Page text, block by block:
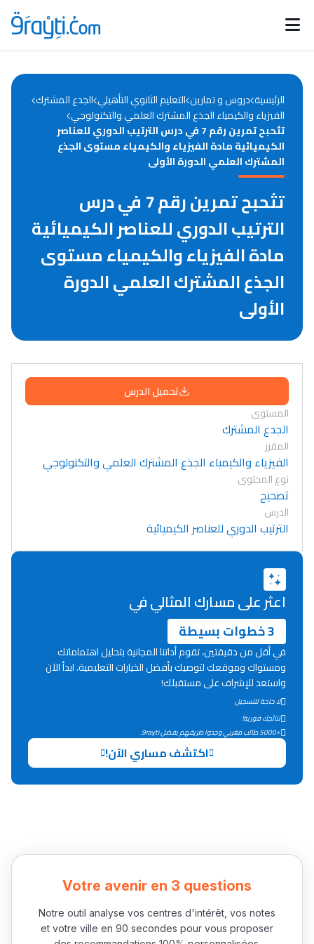
Catégories
d'actualités
Annonces bourses
Lycée Maroc
التعليم الثانوي التأهيلي
التعليم الثانوي الإعدادي
Post-Bac
Interviews/Vidéos
دليل المهن
الرئيسية دروس و تمارين التعليم الثانوي التأهيلي الجدع المشترك
الفيزياء والكيمياء الجذع المشترك العلمي والتكنولوجي
تثحبح تمرين رقم 7 في درس الترتيب الدوري للعناصر
الكيميائية مادة الفيزياء والكيمياء مستوى الجذع
المشترك العلمي الدورة الأولى
تثحبح تمرين رقم 7 في درس
الترتيب الدوري للعناصر الكيميائية
مادة الفيزياء والكيمياء مستوى
الجذع المشترك العلمي الدورة
الأولى
تحميل الدرس
المستوى
الجدع المشترك
المقرر
الفيزياء والكيمياء الجذع المشترك العلمي والتكنولوجي
نوع المحتوى
تصحيح
الدرس
الترتيب الدوري للعناصر الكيميائية
اعثر على مسارك المثالي في
3 خطوات بسيطة
في أقل من دقيقتين، تقوم أداتنا المجانية بتحليل اهتماماتك
ومستواك وموقعك لتوصيك بأفضل الخيارات التعليمية. ابدأ الآن
واستعد للإشراف على مستقبلك!
لا حاجة للتسجيل
نتائجك فورية!
+5000 طالب مغربي وجدوا طريقهم بفضل 9rayti.
اكتشف مساري الآن!
Votre avenir en 3 questions
Notre outil analyse vos centres d'intérêt, vos notes
et votre ville en 90 secondes pour vous proposer